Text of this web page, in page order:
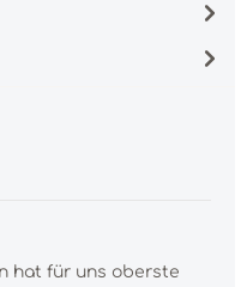
hat für uns oberste